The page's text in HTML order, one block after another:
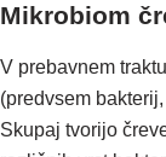
Mikrobiom
V prebavnem
(predvsem
Skupaj tvorijo